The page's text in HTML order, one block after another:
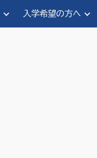
入学希望の方へ